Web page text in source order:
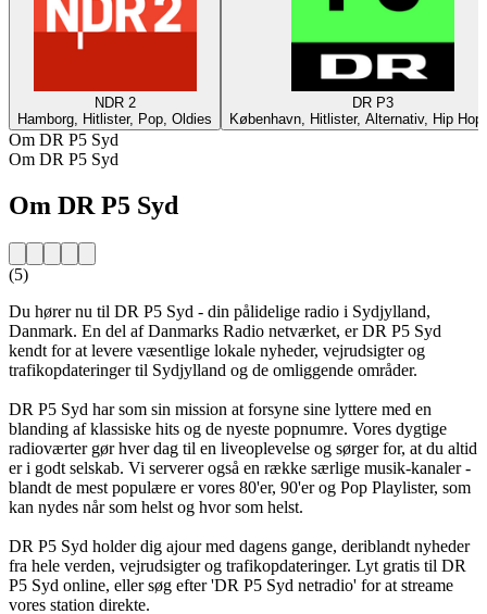
NDR 2
Hamborg, Hitlister, Pop, Oldies
DR P3
København, Hitlister, Alternativ, Hip
Om DR P5 Syd
Om DR P5 Syd
Om DR P5 Syd
(5)
Du hører nu til DR P5 Syd - din pålidelige radio i Sydjylland,
Danmark. En del af Danmarks Radio netværket, er DR P5 Syd
kendt for at levere væsentlige lokale nyheder, vejrudsigter og
trafikopdateringer til Sydjylland og de omliggende områder.
DR P5 Syd har som sin mission at forsyne sine lyttere med en
blanding af klassiske hits og de nyeste popnumre. Vores dygtige
radioværter gør hver dag til en liveoplevelse og sørger for, at du altid
er i godt selskab. Vi serverer også en række særlige musik-kanaler -
blandt de mest populære er vores 80'er, 90'er og Pop Playlister, som
kan nydes når som helst og hvor som helst.
DR P5 Syd holder dig ajour med dagens gange, deriblandt nyheder
fra hele verden, vejrudsigter og trafikopdateringer. Lyt gratis til DR
P5 Syd online, eller søg efter 'DR P5 Syd netradio' for at streame
vores station direkte.